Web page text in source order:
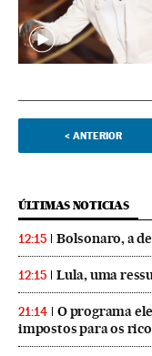
< ANTERIOR
ÚLTIMAS NOTICIAS
12:15 Bolsonaro, a
12:15 Lula, uma
21:14
O programa
impostos para os